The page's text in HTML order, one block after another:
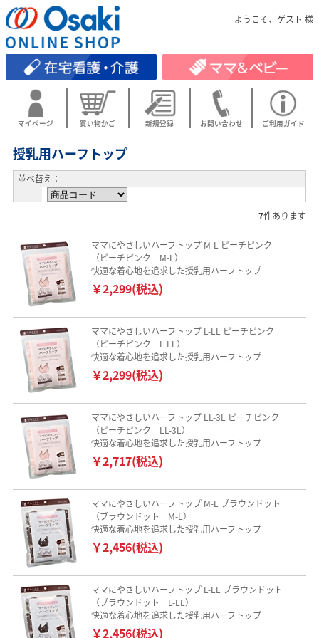
ようこそ、ゲスト 様
マイページ 買い物かご 新規登録 お問い合わせ ご利用ガイド
授乳用ハーフトップ
並べ替え：
7件あります
ママにやさしいハーフトップ M-L ピーチピンク
（ピーチピンク M-L）
快適な着心地を追求した授乳用ハーフトップ
￥2,299(税込)
ママにやさしいハーフトップ L-LL ピーチピンク
（ピーチピンク L-LL）
快適な着心地を追求した授乳用ハーフトップ
￥2,299(税込)
ママにやさしいハーフトップ LL-3L ピーチピンク
（ピーチピンク LL-3L）
快適な着心地を追求した授乳用ハーフトップ
￥2,717(税込)
ママにやさしいハーフトップ M-L ブラウンドット
（ブラウンドット M-L）
快適な着心地を追求した授乳用ハーフトップ
￥2,456(税込)
ママにやさしいハーフトップ L-LL ブラウンドット
（ブラウンドット L-LL）
快適な着心地を追求した授乳用ハーフトップ
￥2,456(税込)